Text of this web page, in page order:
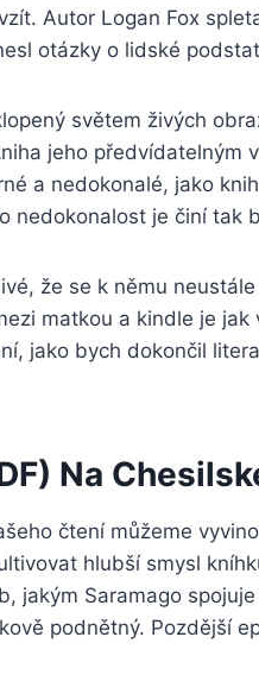
Autor Logan Fox
otázky o lidské
světem živých
jeho předvídatelným
a nedokonalé, jako
nedokonalost je činí tak
že se k němu
matkou a kindle je
jako bych dokončil
Na
čtení můžeme
hlubší smysl
jakým Saramago
podnětný. Pozdější